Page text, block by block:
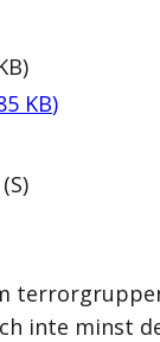
)
KB)
inte minst